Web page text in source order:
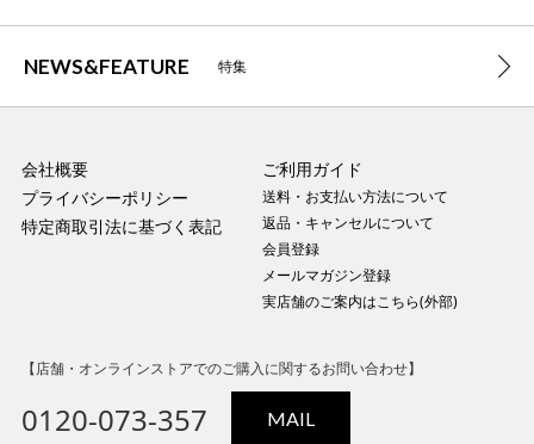
NEWS&FEATURE 特集
会社概要
プライバシーポリシー
特定商取引法に基づく表記
ご利用ガイド
送料・お支払い方法について
返品・キャンセルについて
会員登録
メールマガジン登録
実店舗のご案内はこちら(外部)
【店舗・オンラインストアでのご購入に関するお問い合わせ】
0120-073-357 MAIL